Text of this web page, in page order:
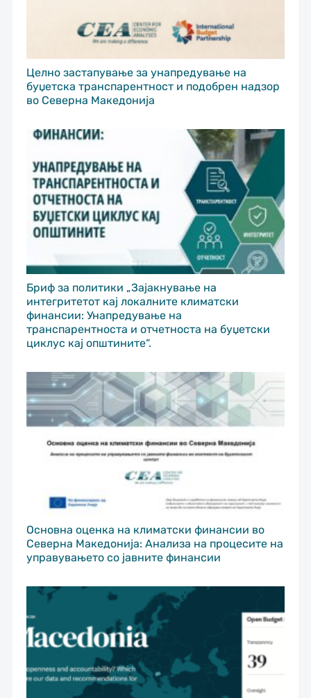
Целно застапување за унапредување на
буџетска транспарентност и подобрен надзор
во Северна Македонија
Бриф за политики „Зајакнување на
интегритетот кај локалните климатски
финансии: Унапредување на
транспарентноста и отчетноста на буџетски
циклус кај општините“.
Основна оценка на климатски финансии во
Северна Македонија: Анализа на процесите на
управувањето со јавните финансии